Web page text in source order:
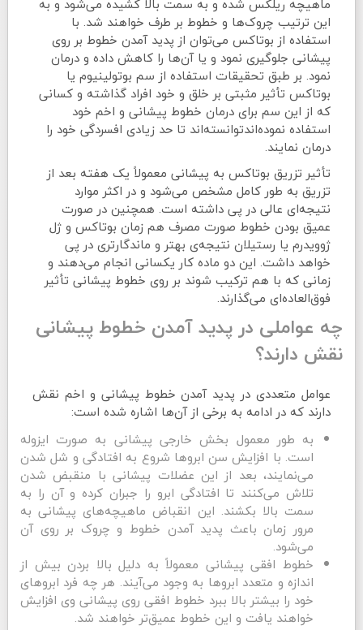
این ترتیب چروک‌ها و خطوط بر طرف خواهند شد. با
استفاده از بوتاکس می‌توان از پدید آمدن خطوط بر روی
پیشانی جلوگیری نمود و یا آن‌ها را کاهش داده و درمان
نمود. بر طبق تحقیقات استفاده از سم بوتولینیوم یا
بوتاکس تأثیر مثبتی بر خلق و خود افراد گذاشته و کسانی
که از این سم برای درمان خطوط پیشانی و اخم خود
استفاده نموده‌اندتوانسته‌اند تا حد زیادی افسردگی خود را
درمان نمایند.
تأثیر تزریق بوتاکس به پیشانی معمولاً یک هفته بعد از
تزریق به طور کامل مشخص می‌شود و در اکثر موارد
نتیجه‌ای عالی در پی داشته است. همچنین در صورت
عمیق بودن خطوط صورت مصرف هم زمان بوتاکس و ژل
ژوویدرم یا رستیلان نتیجه‌ی بهتر و ماندگارتری در پی
خواهد داشت. این دو ماده کار یکسانی انجام می‌دهند و
زمانی که با هم ترکیب شوند بر روی خطوط پیشانی تأثیر
فوق‌العاده‌ای می‌گذارند.
چه عواملی در پدید آمدن خطوط پیشانی
نقش دارند؟
عوامل متعددی در پدید آمدن خطوط پیشانی و اخم نقش
دارند که در ادامه به برخی از آن‌ها اشاره شده است:
به طور معمول بخش خارجی پیشانی به صورت ایزوله
است. با افزایش سن ابروها شروع به افتادگی و شل شدن
می‌نمایند، بعد از این عضلات پیشانی با منقبض شدن
تلاش می‌کنند تا افتادگی ابرو را جبران کرده و آن را به
سمت بالا بکشند. این انقباض ماهیچه‌های پیشانی به
مرور زمان باعث پدید آمدن خطوط و چروک بر روی آن
می‌شود.
خطوط افقی پیشانی معمولاً به دلیل بالا بردن بیش از
اندازه و متعدد ابروها به وجود می‌آیند. هر چه فرد ابروهای
خود را بیشتر بالا ببرد خطوط افقی روی پیشانی وی افزایش
خواهند یافت و این خطوط عمیق‌تر خواهند شد.